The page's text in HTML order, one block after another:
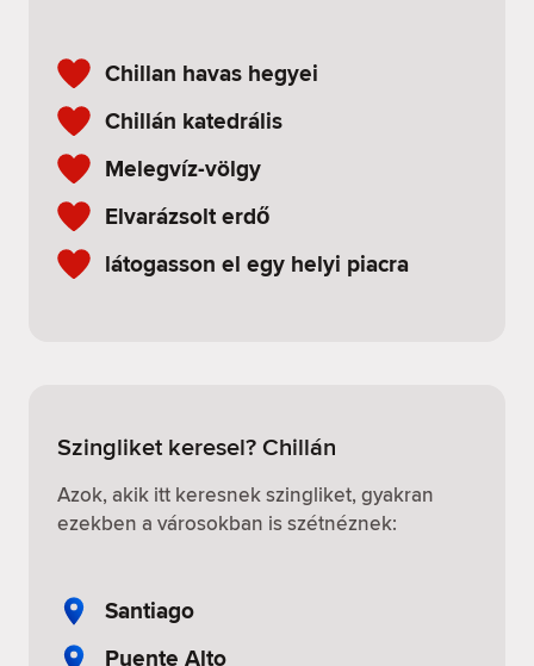
Chillan havas hegyei
Chillán katedrális
Melegvíz-völgy
Elvarázsolt erdő
látogasson el egy helyi piacra
Szingliket keresel? Chillán
Azok, akik itt keresnek szingliket, gyakran
ezekben a városokban is szétnéznek:
Santiago
Puente Alto